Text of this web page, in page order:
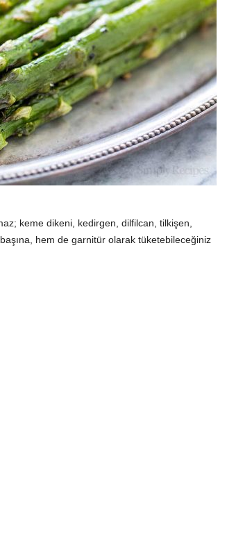
keme dikeni, kedirgen, dilfilcan, tilkişen,
hem de garnitür olarak tüketebileceğiniz